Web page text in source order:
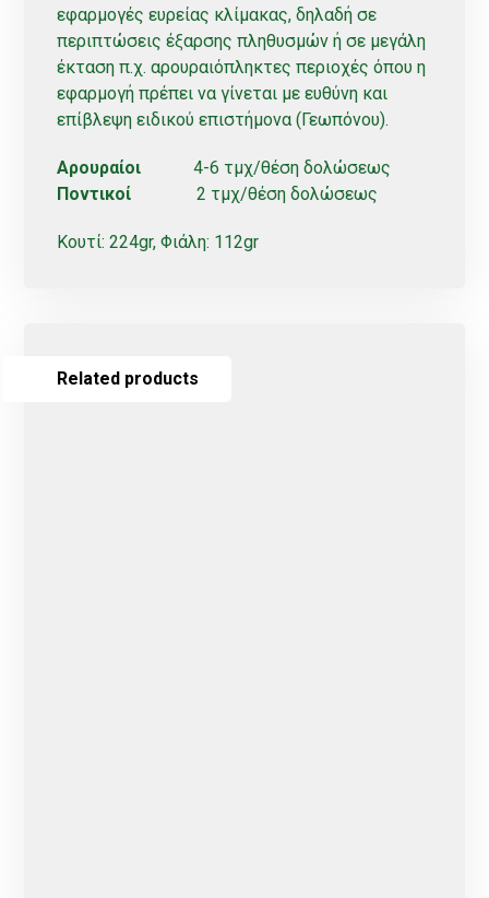
εφαρμογές ευρείας κλίμακας, δηλαδή σε
περιπτώσεις έξαρσης πληθυσμών ή σε μεγάλη
έκταση π.χ. αρουραιόπληκτες περιοχές όπου η
εφαρμογή πρέπει να γίνεται με ευθύνη και
επίβλεψη ειδικού επιστήμονα (Γεωπόνου).
Αρουραίοι
4-6 τμχ/θέση δολώσεως
Ποντικοί
2 τμχ/θέση δολώσεως
Κουτί: 224gr, Φιάλη: 112gr
Related products